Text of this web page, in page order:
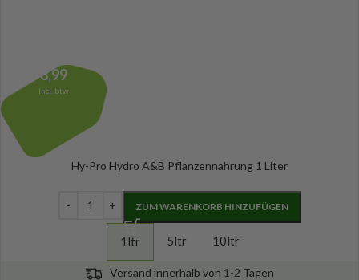
8,99
Incl. btw
Hy-Pro Hydro A&B Pflanzennahrung 1 Liter
ZUM WARENKORB HINZUFÜGEN
1ltr 5ltr 10ltr
Versand innerhalb von 1-2 Tagen